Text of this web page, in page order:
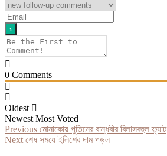
0 Comments
Oldest
Newest Most Voted
Post
navigation
Previous Previous
post:
মোনাকোয় পুতিনের বান্ধবীর বিলাসবহুল ফ্ল্যাট
Next Next
শেষ সময়ে ইলিশের দাম পড়ল